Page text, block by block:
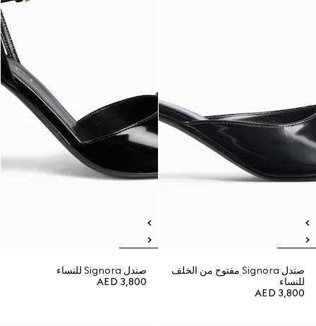
صندل Signora مفتوح من الخلف
للنساء
AED 3,800
صندل Signora للنساء
AED 3,800